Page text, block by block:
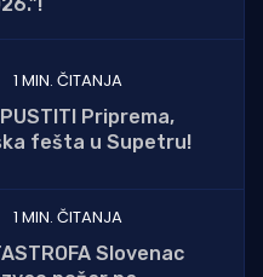
1 MIN. ČITANJA
Priprema,
fešta u Supetru!
1 MIN. ČITANJA
Slovenac